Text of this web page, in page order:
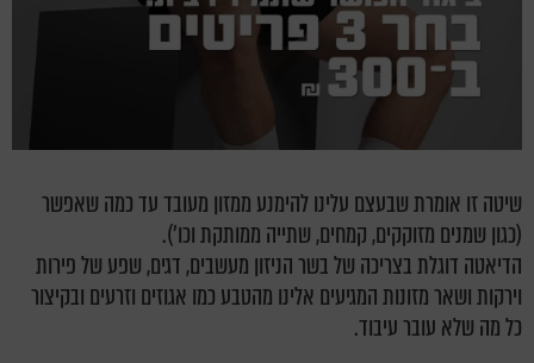
שיטה זו אומרת שבעצם עלינו להימנע ממזון מעובד עד כמה שאפשר
(כגון שמנים מזוקקים, קמחים, שתייה ממותקת וכו').
הדיאטה דוגלת בצריכה של בשר הניזון מעשבים, דגים, שפע של פירות
וירקות ושאר מזונות המגיעים אלינו מהטבע כמו אגוזים וזרעים ובקיצור
כל מה שלא עובר עיבוד.